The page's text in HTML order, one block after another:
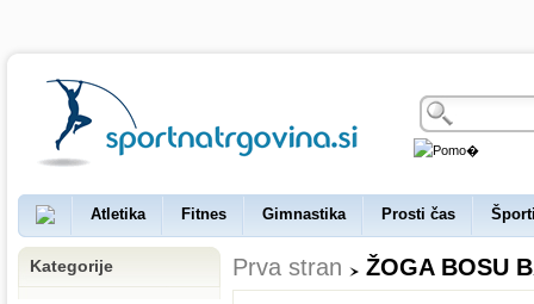
Atletika Fitnes Gimnastika Prosti čas
Kategorije Prva stran ŽOGA BOSU